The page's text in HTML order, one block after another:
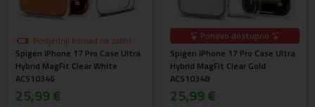
Posljednji komad na zalihi
Spigen iPhone 17 Pro Case Ultra
Hybrid MagFit Clear White
ACS10346
25,99 €
Ponovo dostupno
Spigen iPhone 17 Pro Case Ultra
Hybrid MagFit Clear Gold
ACS10348
25,99 €